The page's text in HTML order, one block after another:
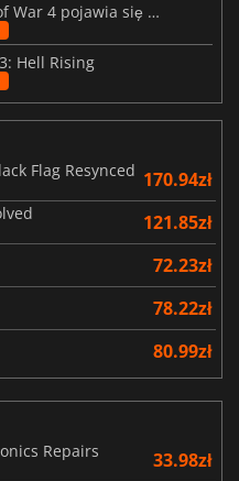
W Warhammer 40,000: Dawn of War 4 pojawia się frakcja Nekronów
Hell Rising
Flag Resynced 170.94zł
121.85zł
72.23zł
78.22zł
80.99zł
Repairs
33.98zł